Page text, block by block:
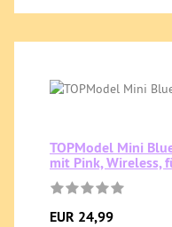
TOPModel Mini
mit Pink, Wireless,
EUR 24,99